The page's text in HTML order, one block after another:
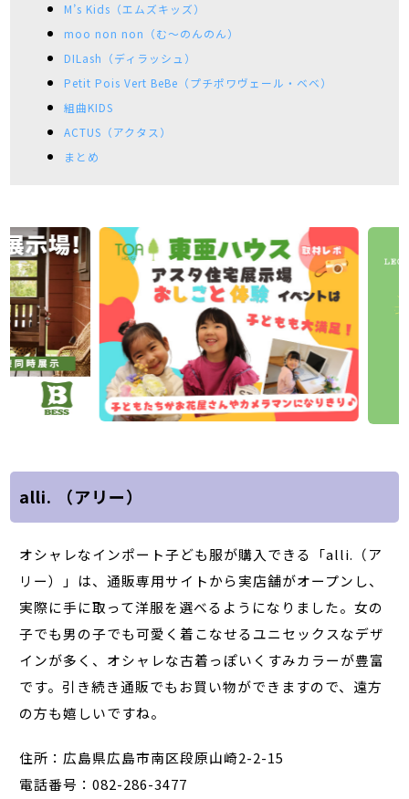
M’s Kids（エムズキッズ）
moo non non（む～のんのん）
DILash（ディラッシュ）
Petit Pois Vert BeBe（プチポワヴェール・ベベ）
組曲KIDS
ACTUS（アクタス）
まとめ
alli. （アリー）
オシャレなインポート子ども服が購入できる「alli.（ア
リー）」は、通販専用サイトから実店舗がオープンし、
実際に手に取って洋服を選べるようになりました。女の
子でも男の子でも可愛く着こなせるユニセックスなデザ
インが多く、オシャレな古着っぽいくすみカラーが豊富
です。引き続き通販でもお買い物ができますので、遠方
の方も嬉しいですね。
住所：広島県広島市南区段原山崎2-2-15
電話番号：082-286-3477